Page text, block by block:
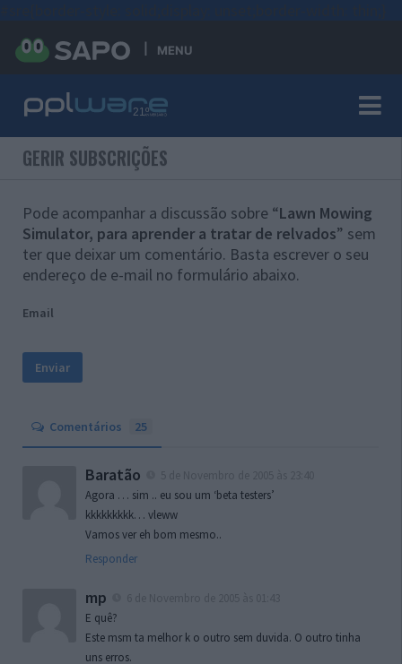
MENU
GERIR SUBSCRIÇÕES
Pode acompanhar a discussão sobre “Lawn Mowing
Simulator, para aprender a tratar de relvados” sem
ter que deixar um comentário. Basta escrever o seu
endereço de e-mail no formulário abaixo.
Email
Comentários 25
Baratão
Agora … sim .. eu sou um ‘beta testers’
kkkkkkkkk… vleww
Vamos ver eh bom mesmo..
Responder
mp
E quê?
Este msm ta melhor k o outro sem duvida. O outro tinha
uns erros.